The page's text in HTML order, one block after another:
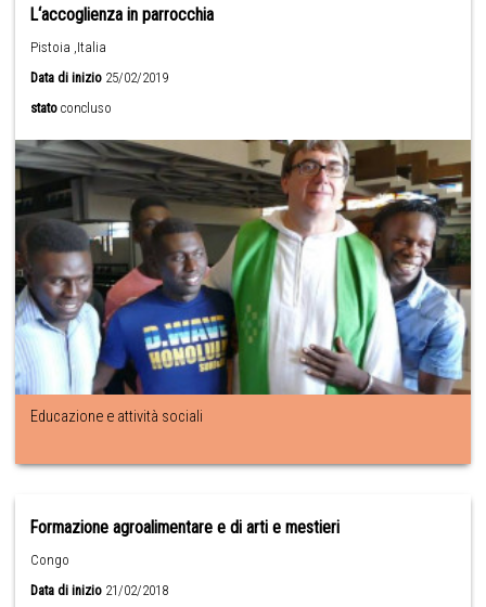
L‘accoglienza in parrocchia
Pistoia ,Italia
Data di inizio 25/02/2019
stato concluso
Educazione e attività sociali
Formazione agroalimentare e di arti e mestieri
Congo
Data di inizio 21/02/2018